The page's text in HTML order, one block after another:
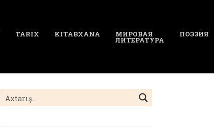
TARIX KITABXANA МИРОВАЯ
ЛИТЕРАТУРА
ПОЭЗИЯ